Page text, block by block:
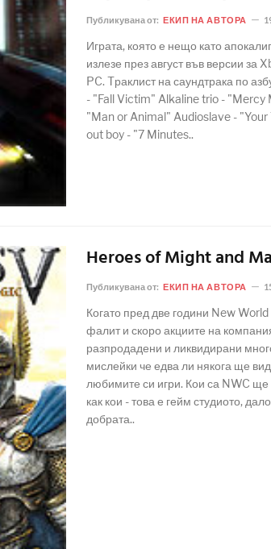
Публикувана от: ЕКИП НА АВТОРА
Играта, която е нещо като
излезе през август във версии за
PC. Tраклист на саундтрака по
- "Fall Victim" Alkaline trio - "Mercy
"Man or Animal" Audioslave -
out boy - "7 Minutes..
Heroes of Might and
Публикувана от: ЕКИП НА АВТОРА
Когато пред две години New
фалит и скоро акциите на
разпродадени и ликвидирани
мислейки че едва ли някога ще
любимите си игри. Кои са NWC ще
как кои - това е гейм студиото,
добрата..